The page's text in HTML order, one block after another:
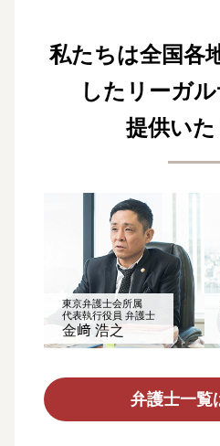
私たちは全国各
したリーガ
提供い
東京弁護士会所属
代表執行役員 弁護士
金﨑 浩之
弁護士一覧